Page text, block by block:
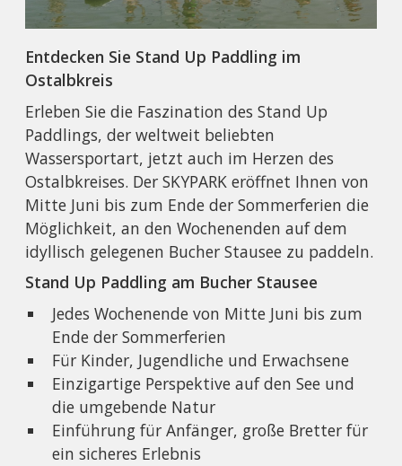
Entdecken Sie Stand Up Paddling im
Ostalbkreis
Erleben Sie die Faszination des Stand Up
Paddlings, der weltweit beliebten
Wassersportart, jetzt auch im Herzen des
Ostalbkreises. Der SKYPARK eröffnet Ihnen von
Mitte Juni bis zum Ende der Sommerferien die
Möglichkeit, an den Wochenenden auf dem
idyllisch gelegenen Bucher Stausee zu paddeln.
Stand Up Paddling am Bucher Stausee
​Jedes Wochenende von Mitte Juni bis zum
Ende der Sommerferien
Für Kinder, Jugendliche und Erwachsene
Einzigartige Perspektive auf den See und
die umgebende Natur
Einführung für Anfänger, große Bretter für
ein sicheres Erlebnis